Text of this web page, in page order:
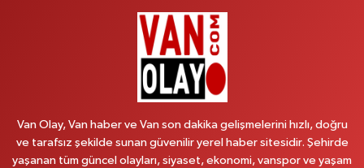
Yol Tarifi Al
BEYAZIT MAH.ZEYLAN CADDESİ OKYANUS GİYİM YANI NO:1
Afşar Eczanesi
Van Olay, Van haber ve Van son dakika gelişmelerini hızlı, doğru
ve tarafsız şekilde sunan güvenilir yerel haber sitesidir. Şehirde
yaşanan tüm güncel olayları, siyaset, ekonomi, vanspor ve yaşam